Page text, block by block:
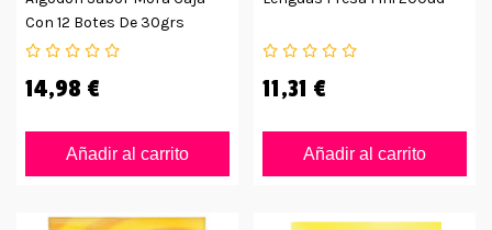
Con 12 Botes De 30grs
14,98 €
Añadir al carrito
11,31 €
Añadir al carrito